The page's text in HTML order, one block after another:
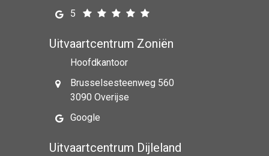
5
Uitvaartcentrum Zoniën
Hoofdkantoor
Brusselsesteenweg 560
3090 Overijse
Google
Uitvaartcentrum Dijleland